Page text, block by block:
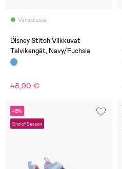
Varastossa
(0)
Disney Stitch Vilkkuvat
Talvikengät, Navy/Fuchsia
48,90 €
-13%
End of Season